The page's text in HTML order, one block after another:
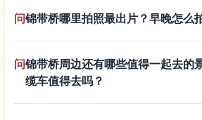
问锦带桥哪里拍照最出片？早晚怎么
问锦带桥周边还有哪些值得一起去的
缆车值得去吗？